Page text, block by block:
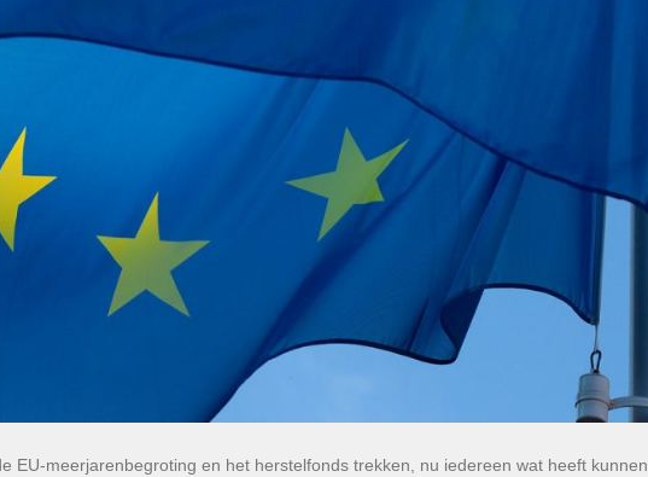
EU-meerjarenbegroting en het herstelfonds trekken, nu iedereen wat heeft kunnen